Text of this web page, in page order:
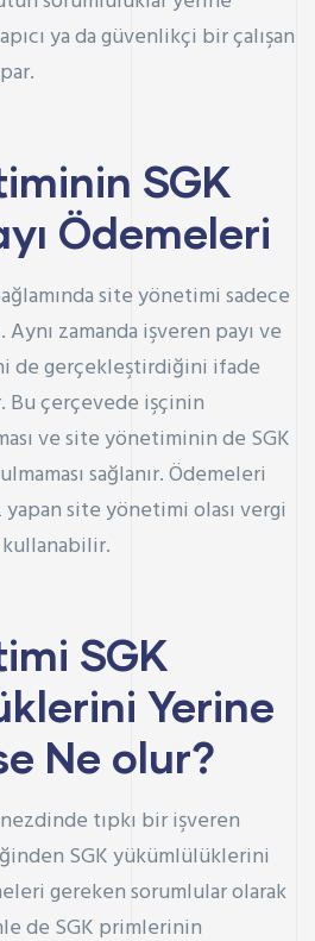
ya da güvenlikçi bir çalışan
SGK
Ödemeleri
site yönetimi sadece
zamanda işveren payı ve
de gerçekleştirdiğini ifade
çerçevede işçinin
ve site yönetiminin de SGK
sağlanır. Ödemeleri
yapan site yönetimi olası vergi
kullanabilir.
SGK
Yerine
Ne olur?
tıpkı bir işveren
SGK yükümlülüklerini
gereken sorumlular olarak
de SGK primlerinin